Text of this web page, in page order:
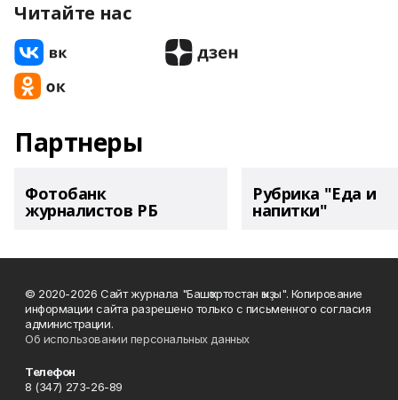
Читайте нас
Партнеры
Фотобанк
журналистов РБ
Рубрика "Еда и
напитки"
© 2020-2026 Сайт журнала "Башҡортостан ҡыҙы". Копирование
информации сайта разрешено только с письменного согласия
администрации.
Об использовании персональных данных
Телефон
8 (347) 273-26-89